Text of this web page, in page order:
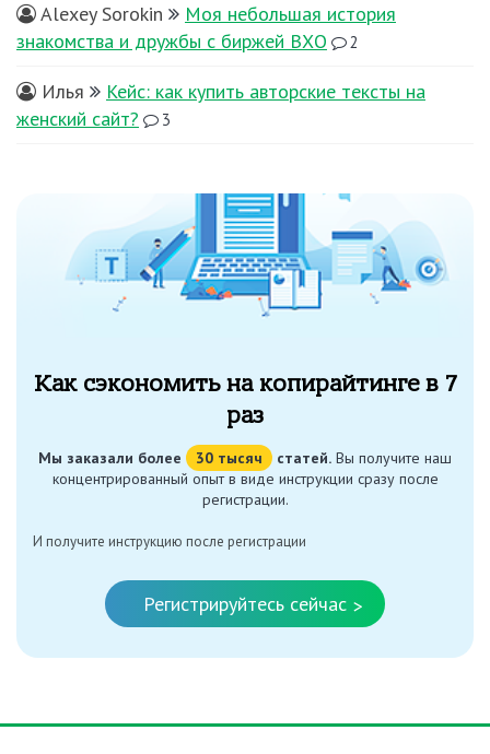
Alexey Sorokin
Моя небольшая история
знакомства и дружбы с биржей ВХО
2
Илья
Кейс: как купить авторские тексты на
женский сайт?
3
Как сэкономить на копирайтинге в 7
раз
Мы заказали более 30 тысяч статей. Вы получите наш
концентрированный опыт в виде инструкции сразу после
регистрации.
И получите инструкцию после регистрации
Регистрируйтесь сейчас >